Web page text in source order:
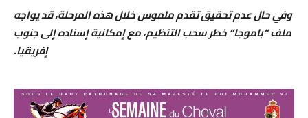
وفي حال عدم تحقيق تقدم ملموس خلال هذه المرحلة، قد يواجه
ملف “باموجا” خطر سحب التنظيم، مع إمكانية إسناده إلى جنوب
إفريقيا.